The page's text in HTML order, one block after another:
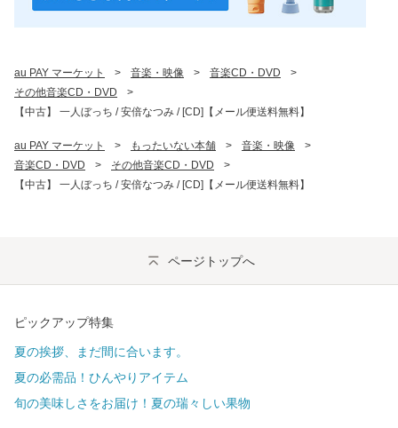
au PAY マーケット > 音楽・映像 > 音楽CD・DVD
>
その他音楽CD・DVD
>
【中古】 一人ぼっち / 安倍なつみ / [CD]【メール便送料無料】
au PAY マーケット > もったいない本舗 > 音楽・映像
>
音楽CD・DVD
> その他音楽CD・DVD
>
【中古】 一人ぼっち / 安倍なつみ / [CD]【メール便送料無料】
ページトップへ
ピックアップ特集
夏の挨拶、まだ間に合います。
夏の必需品！ひんやりアイテム
旬の美味しさをお届け！夏の瑞々しい果物